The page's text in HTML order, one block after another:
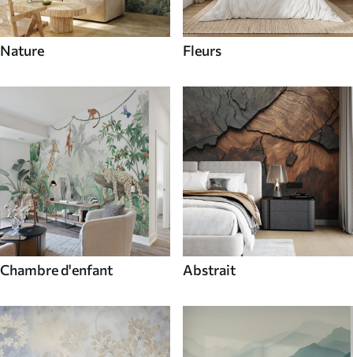
Nature Fleurs
Chambre d'enfant Abstrait